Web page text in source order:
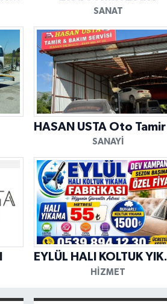
SANAT
SANAYI
EYLÜL
HIZMET